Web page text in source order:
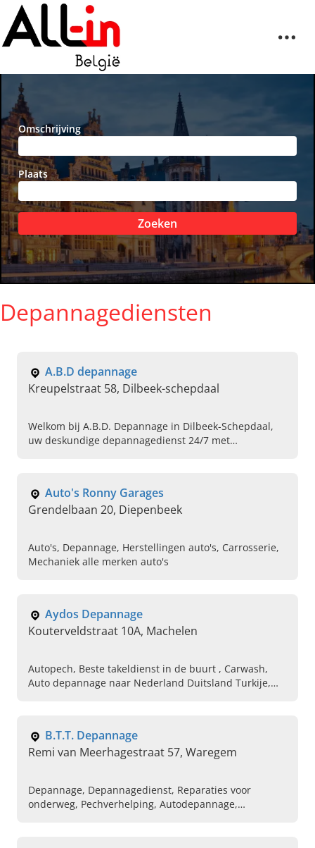
Omschrijving
Plaats
Zoeken
Depannagediensten
A.B.D depannage
Kreupelstraat 58, Dilbeek-schepdaal
Welkom bij A.B.D. Depannage in Dilbeek-Schepdaal,
uw deskundige depannagedienst 24/7 met
Auto's Ronny Garages
Grendelbaan 20, Diepenbeek
Auto's, Depannage, Herstellingen auto's, Carrosserie,
Mechaniek alle merken auto's
Aydos Depannage
Kouterveldstraat 10A, Machelen
Autopech, Beste takeldienst in de buurt , Carwash,
Auto depannage naar Nederland Duitsland Turkije,
voitureB.T.T. Depannage
Remi van Meerhagestraat 57, Waregem
Depannage, Depannagedienst, Reparaties voor
onderweg, Pechverhelping, Autodepannage,